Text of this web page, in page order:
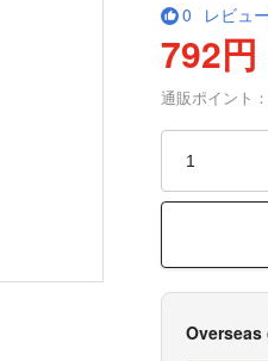
0 レビュ
792円
通販ポイント：